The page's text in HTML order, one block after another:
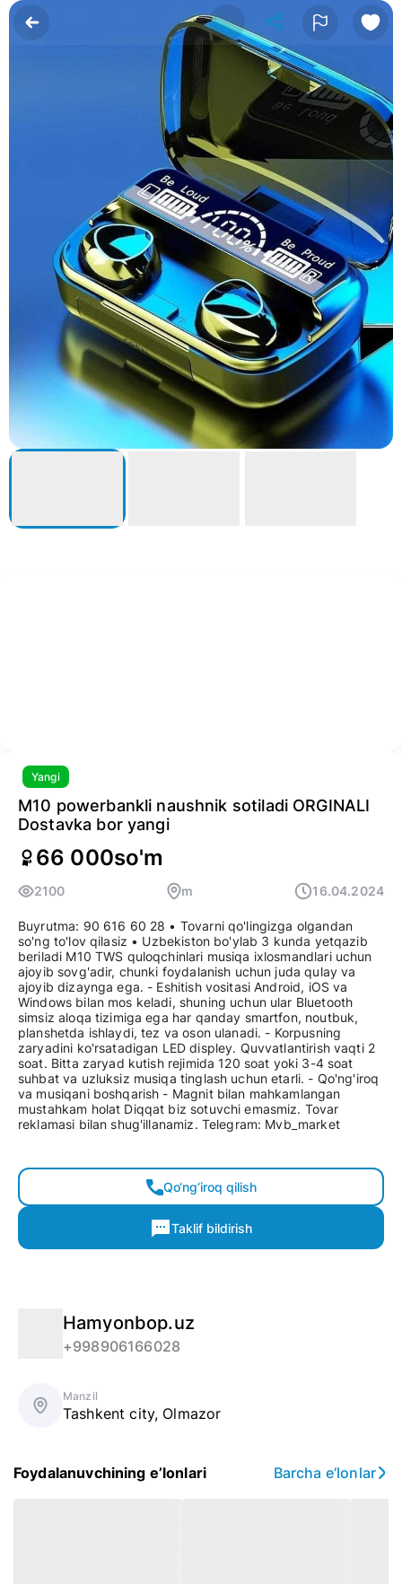
Yangi
M10 powerbankli naushnik sotiladi ORGINALI
Dostavka bor yangi
66 000so'm
2100 m 16.04.2024
Buyrutma: 90 616 60 28 • Tovarni qo'lingizga olgandan
so'ng to'lov qilasiz • Uzbekiston bo'ylab 3 kunda yetqazib
beriladi M10 TWS quloqchinlari musiqa ixlosmandlari uchun
ajoyib sovg'adir, chunki foydalanish uchun juda qulay va
ajoyib dizaynga ega. - Eshitish vositasi Android, iOS va
Windows bilan mos keladi, shuning uchun ular Bluetooth
simsiz aloqa tizimiga ega har qanday smartfon, noutbuk,
planshetda ishlaydi, tez va oson ulanadi. - Korpusning
zaryadini ko'rsatadigan LED displey. Quvvatlantirish vaqti 2
soat. Bitta zaryad kutish rejimida 120 soat yoki 3-4 soat
suhbat va uzluksiz musiqa tinglash uchun etarli. - Qo'ng'iroq
va musiqani boshqarish - Magnit bilan mahkamlangan
mustahkam holat Diqqat biz sotuvchi emasmiz. Tovar
reklamasi bilan shug'illanamiz. Telegram: Mvb_market
Qo‘ng‘iroq qilish
Taklif bildirish
Hamyonbop.uz
+998906166028
Manzil
Tashkent city, Olmazor
Foydalanuvchining e’lonlari Barcha e‘lonlar